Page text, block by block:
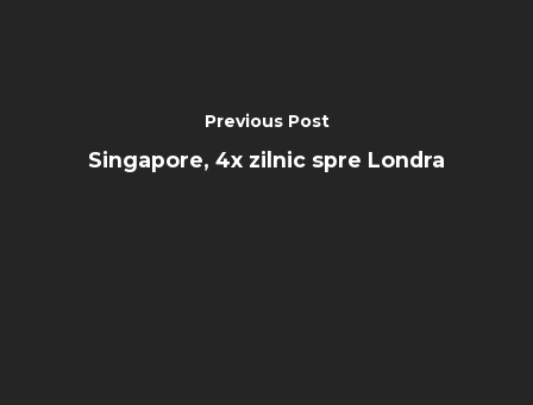
Previous Post
Singapore, 4x zilnic spre Londra
Contact